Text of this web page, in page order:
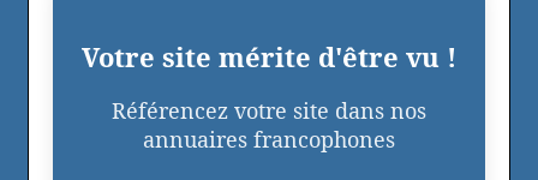
Votre site mérite d'être vu !
Référencez votre site dans nos
annuaires francophones